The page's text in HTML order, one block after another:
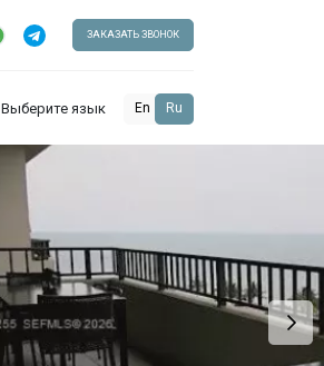
ЗАКАЗАТЬ ЗВОНОК
Выберите язык En Ru